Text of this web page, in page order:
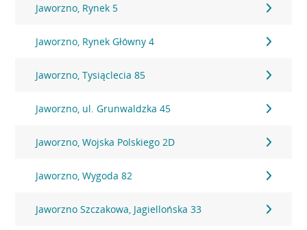
Jaworzno, Rynek 5
Jaworzno, Rynek Główny 4
Jaworzno, Tysiąclecia 85
Jaworzno, ul. Grunwaldzka 45
Jaworzno, Wojska Polskiego 2D
Jaworzno, Wygoda 82
Jaworzno Szczakowa, Jagiellońska 33